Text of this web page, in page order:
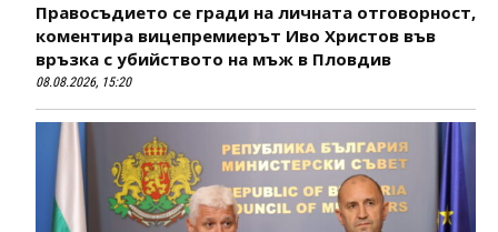
Правосъдието се гради на личната отговорност,
коментира вицепремиерът Иво Христов във
връзка с убийството на мъж в Пловдив
08.08.2026, 15:20